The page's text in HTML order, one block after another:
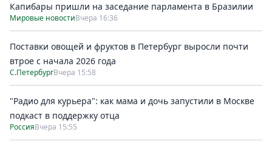
Капибары пришли на заседание парламента в Бразилии
Мировые новостиВчера 16:36
Поставки овощей и фруктов в Петербург выросли почти
втрое с начала 2026 года
С.ПетербургВчера 15:58
"Радио для курьера": как мама и дочь запустили в Москве
подкаст в поддержку отца
РоссияВчера 15:55